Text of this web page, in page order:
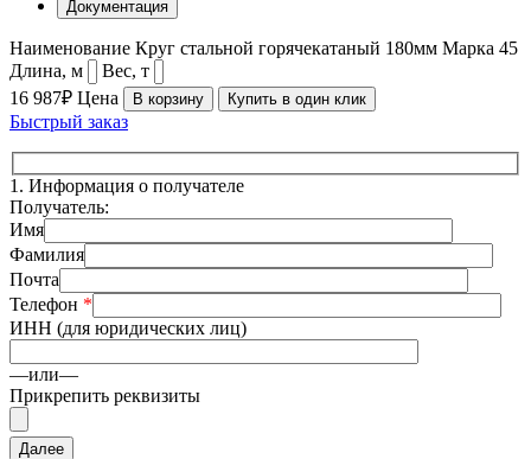
Документация
Наименование Круг стальной горячекатаный 180мм Марка 45
Длина, м
Вес, т
16 987₽ Цена В корзину Купить в один клик
Быстрый заказ
1. Информация о получателе
Получатель:
Имя
Фамилия
Почта
Телефон *
ИНН (для юридических лиц)
—или—
Прикрепить реквизиты